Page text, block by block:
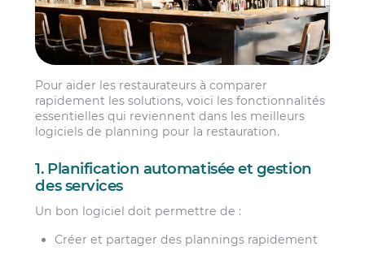
Pour aider les restaurateurs à comparer
rapidement les solutions, voici les fonctionnalités
essentielles qui reviennent dans les meilleurs
logiciels de planning pour la restauration.
1. Planification automatisée et gestion
des services
Un bon logiciel doit permettre de :
Créer et partager des plannings rapidement